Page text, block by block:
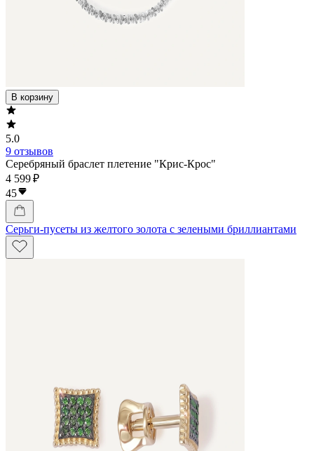
В корзину
5.0
9 отзывов
Серебряный браслет плетение "Крис-Крос"
4 599 ₽
45
Серьги-пусеты из желтого золота с зелеными бриллиантами